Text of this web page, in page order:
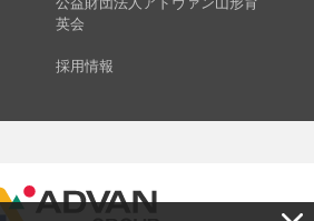
英会
採用情報